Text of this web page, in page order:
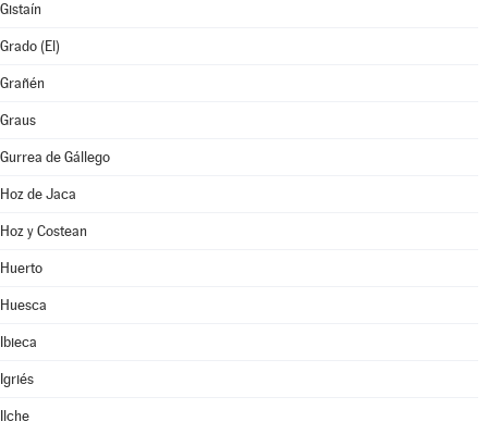
Gistaín
Grado (El)
Grañén
Graus
Gurrea de Gállego
Hoz de Jaca
Hoz y Costean
Huerto
Huesca
Ibieca
Igriés
Ilche